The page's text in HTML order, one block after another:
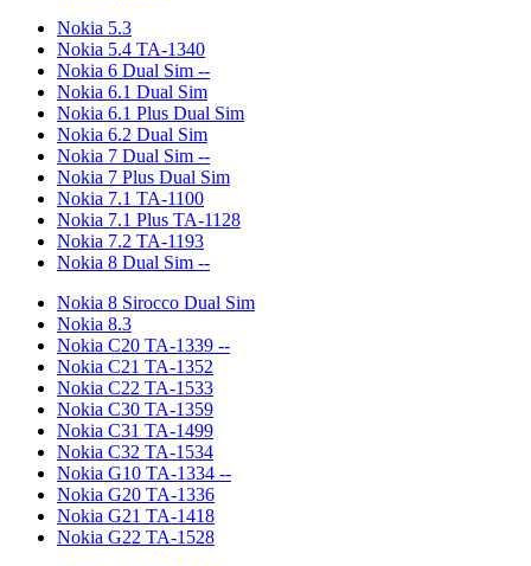
Nokia 5.3
Nokia 5.4 TA-1340
Nokia 6 Dual Sim --
Nokia 6.1 Dual Sim
Nokia 6.1 Plus Dual Sim
Nokia 6.2 Dual Sim
Nokia 7 Dual Sim --
Nokia 7 Plus Dual Sim
Nokia 7.1 TA-1100
Nokia 7.1 Plus TA-1128
Nokia 7.2 TA-1193
Nokia 8 Dual Sim --
Nokia 8 Sirocco Dual Sim
Nokia 8.3
Nokia С20 TA-1339 --
Nokia С21 TA-1352
Nokia C22 TA-1533
Nokia С30 TA-1359
Nokia С31 TA-1499
Nokia С32 TA-1534
Nokia G10 TA-1334 --
Nokia G20 TA-1336
Nokia G21 TA-1418
Nokia G22 TA-1528